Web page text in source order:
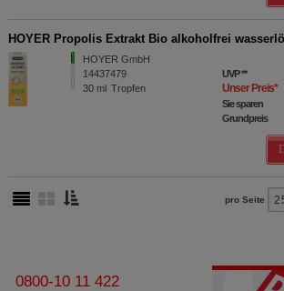
HOYER Propolis Extrakt Bio alkoholfrei
HOYER GmbH
14437479
30 ml Tropfen
UVP**
Unser Preis*
Sie sparen
Grundpreis
pro Seite
0800-10 11 422